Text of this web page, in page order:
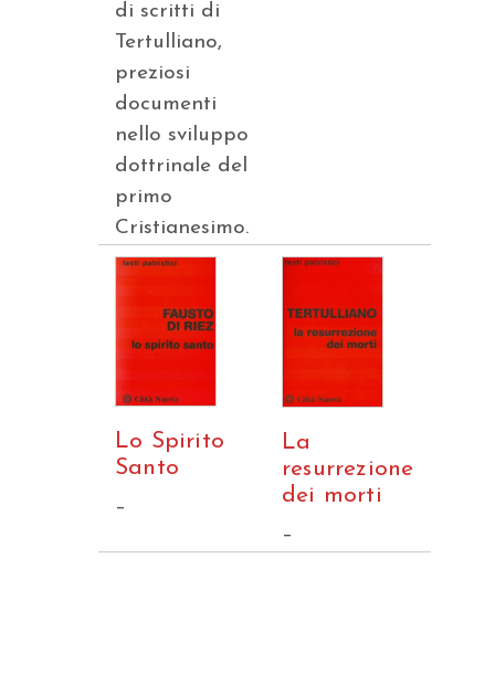
di scritti di
Tertulliano,
preziosi
documenti
nello sviluppo
dottrinale del
primo
Cristianesimo.
Lo Spirito
Santo
–
La
resurrezione
dei morti
–